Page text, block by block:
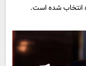
انتخاب شده است.